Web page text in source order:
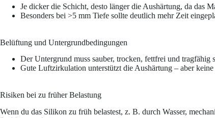
Je dicker die Schicht, desto länger die Aushärtung, da das
Besonders bei >5 mm Tiefe sollte deutlich mehr Zeit
Belüftung und Untergrundbedingungen
Der Untergrund muss sauber, trocken, fettfrei und tragfähig
Gute Luftzirkulation unterstützt die Aushärtung – aber
Risiken bei zu früher Belastung
Wenn du das Silikon zu früh belastest, z. B. durch Wasser,